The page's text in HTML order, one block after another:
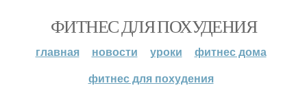
ФИТНЕС ДЛЯ ПОХУДЕНИЯ
главная новости уроки
фитнес дома
фитнес для похудения